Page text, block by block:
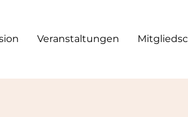
Veranstaltungen